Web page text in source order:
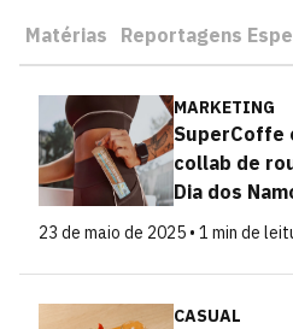
Matérias Reportagens
MARKETING
SuperCoffe
collab de
Dia dos
23 de maio de 2025 • 1 min de
CASUAL